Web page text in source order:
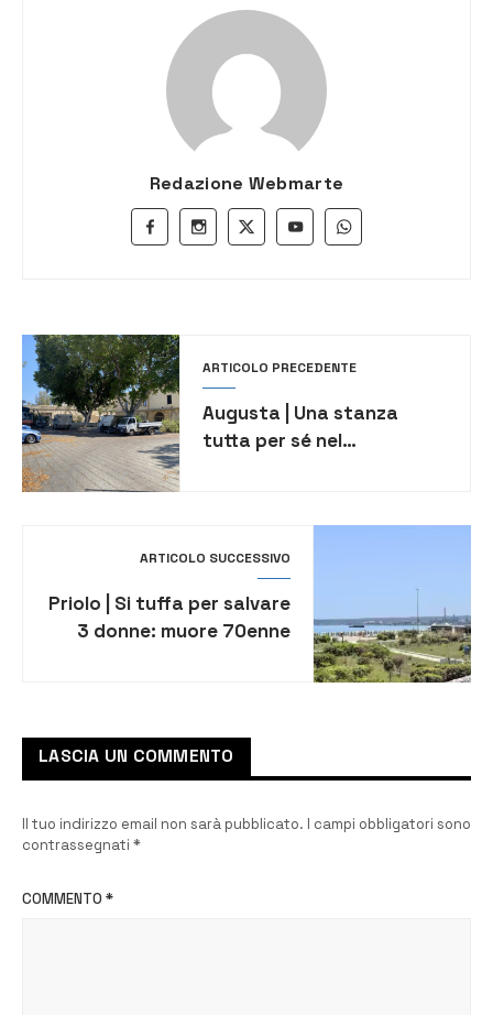
Redazione Webmarte
ARTICOLO PRECEDENTE
Augusta | Una stanza
tutta per sé nel
ARTICOLO SUCCESSIVO
Priolo | Si tuffa per salvare
3 donne: muore 70enne
LASCIA UN COMMENTO
Il tuo indirizzo email non sarà pubblicato. I campi obbligatori sono
contrassegnati *
COMMENTO *